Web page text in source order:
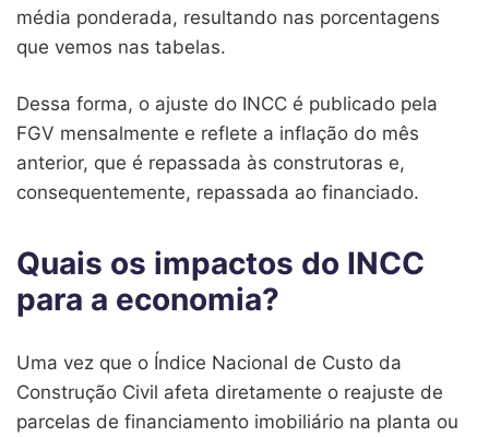
média ponderada, resultando nas porcentagens
que vemos nas tabelas.
Dessa forma, o ajuste do INCC é publicado pela
FGV mensalmente e reflete a inflação do mês
anterior, que é repassada às construtoras e,
consequentemente, repassada ao financiado.
Quais os impactos do INCC
para a economia?
Uma vez que o Índice Nacional de Custo da
Construção Civil afeta diretamente o reajuste de
parcelas de financiamento imobiliário na planta ou